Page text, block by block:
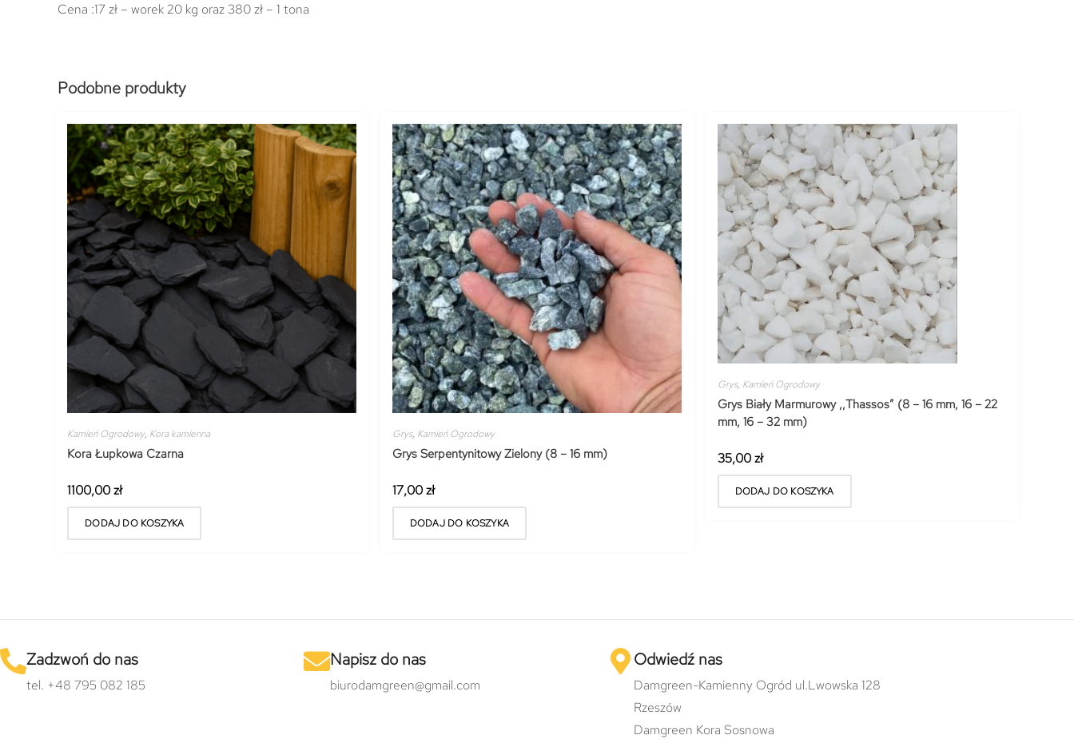
Cena :17 zł – worek 20 kg oraz 380 zł – 1 tona
Podobne produkty
Kamień Ogrodowy, Kora kamienna
Kora Łupkowa Czarna
1100,00zł
DODAJ DO KOSZYKA
Grys, Kamień Ogrodowy
Grys Serpentynitowy Zielony (8 – 16 mm)
17,00zł
DODAJ DO KOSZYKA
Grys, Kamień Ogrodowy
Grys Biały Marmurowy ,,Thassos” (8 – 16 mm, 16 – 22
mm, 16 – 32 mm)
35,00zł
DODAJ DO KOSZYKA
Zadzwoń do nas
tel. +48 795 082 185
Napisz do nas
biurodamgreen@gmail.com
Odwiedź nas
Damgreen-Kamienny Ogród ul.Lwowska 128
Rzeszów
Damgreen Kora Sosnowa